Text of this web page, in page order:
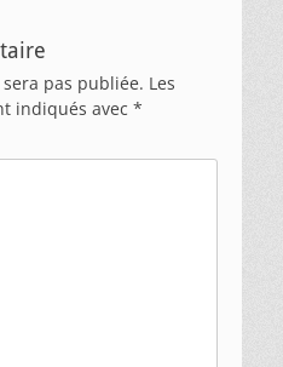
pas publiée. Les
indiqués avec *